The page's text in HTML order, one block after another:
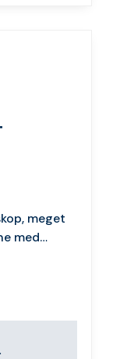
meget
med…